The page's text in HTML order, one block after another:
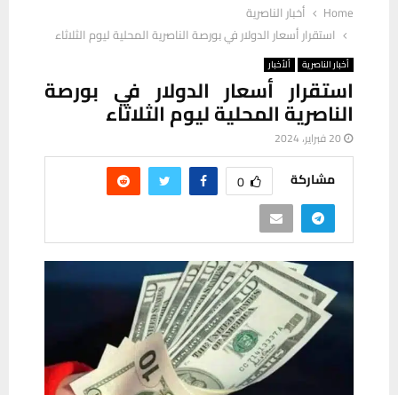
Home
أخبار الناصرية
استقرار أسعار الدولار في بورصة الناصرية المحلية ليوم الثلاثاء
أخبار الناصرية ألأخبار
استقرار أسعار الدولار في بورصة
الناصرية المحلية ليوم الثلاثاء
20 فبراير، 2024
مشاركة 0